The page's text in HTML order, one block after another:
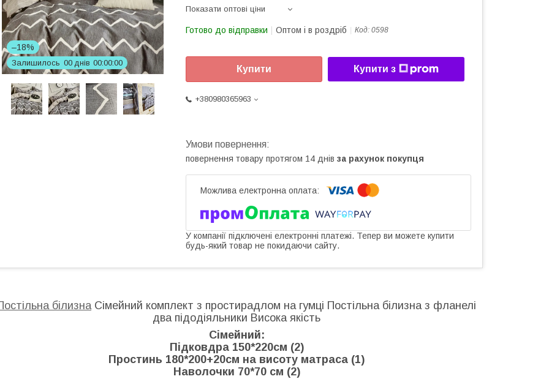
–18%
Залишилось 00 днів 00 00 00
Показати оптові ціни
Готово до відправки Оптом і в роздріб Код: 0598
Купити Купити з
+380980365963
повернення товару протягом 14 днів за рахунок покупця
У компанії підключені електронні платежі. Тепер ви можете купити
будь-який товар не покидаючи сайту.
білизна Сімейний комплект з простирадлом на гумці Постільна білизна з фланелі
два підодіяльники Висока якість
Сімейний:
Підковдра 150*220см (2)
Простинь 180*200+20см на висоту матраса (1)
Наволочки 70*70 см (2)